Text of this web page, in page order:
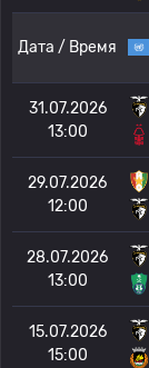
Дата / Время
31.07.2026
13:00
29.07.2026
12:00
28.07.2026
13:00
15.07.2026
15:00